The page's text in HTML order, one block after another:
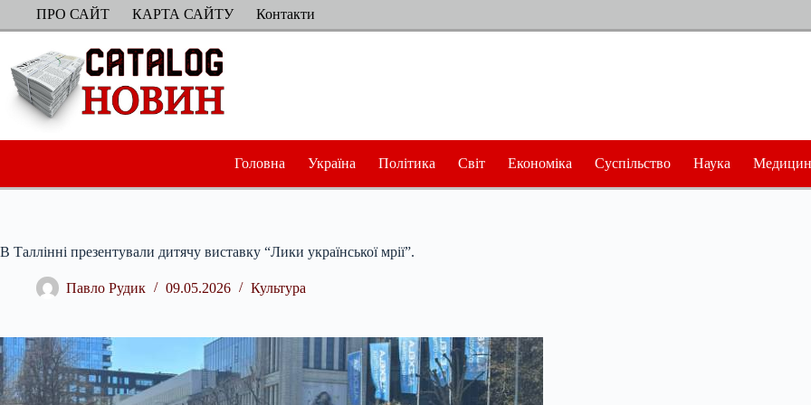
ПерейтиПРО САЙТ КАРТА САЙТУ Контакти
Головна Україна Політика Світ Економіка Суспільство Наука
В Таллінні презентували дитячу виставку “Лики української мрії”.
Павло Рудик 09.05.2026 Культура